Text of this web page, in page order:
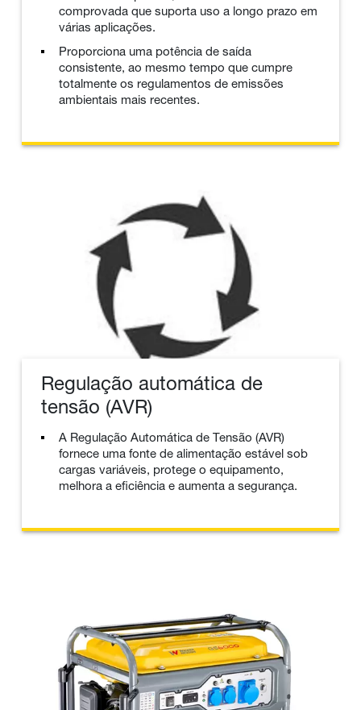
comprovada que suporta uso a longo prazo em
várias aplicações.
Proporciona uma potência de saída
consistente, ao mesmo tempo que cumpre
totalmente os regulamentos de emissões
ambientais mais recentes.
Regulação automática de
tensão (AVR)
A Regulação Automática de Tensão (AVR)
fornece uma fonte de alimentação estável sob
cargas variáveis, protege o equipamento,
melhora a eficiência e aumenta a segurança.